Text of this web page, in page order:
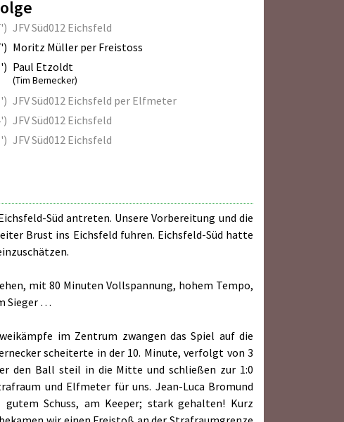
JFV Süd012 Eichsfeld
Moritz Müller per Freistoss
Paul Etzoldt
(Tim Bernecker)
JFV Süd012 Eichsfeld per Elfmeter
JFV Süd012 Eichsfeld
JFV Süd012 Eichsfeld
Süd antreten. Unsere Vorbereitung und die
Brust ins Eichsfeld fuhren. Eichsfeld-Süd hatte
mit 80 Minuten Vollspannung, hohem Tempo,
Sieger …
im Zentrum zwangen das Spiel auf die
scheiterte in der 10. Minute, verfolgt von 3
den Ball steil in die Mitte und schließen zur 1:0
und Elfmeter für uns. Jean-Luca Bromund
Schuss, am Keeper; stark gehalten! Kurz